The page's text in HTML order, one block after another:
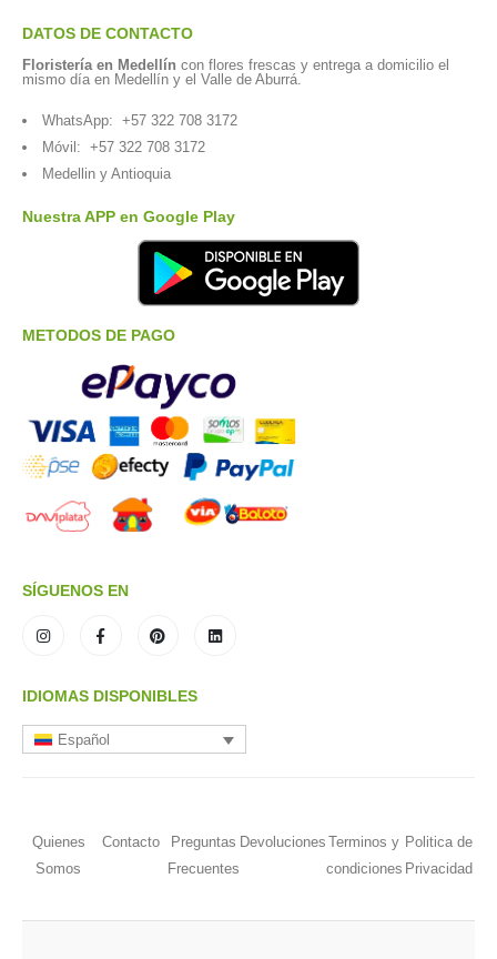
DATOS DE CONTACTO
Floristería en Medellín con flores frescas y entrega a domicilio el
mismo día en Medellín y el Valle de Aburrá.
WhatsApp: +57 322 708 3172
Móvil: +57 322 708 3172
Medellin y Antioquia
Nuestra APP en Google Play
METODOS DE PAGO
SÍGUENOS EN
IDIOMAS DISPONIBLES
Español
Quienes
Somos
Contacto
Preguntas
Frecuentes
Devoluciones Terminos y
condiciones
Politica de
Privacidad